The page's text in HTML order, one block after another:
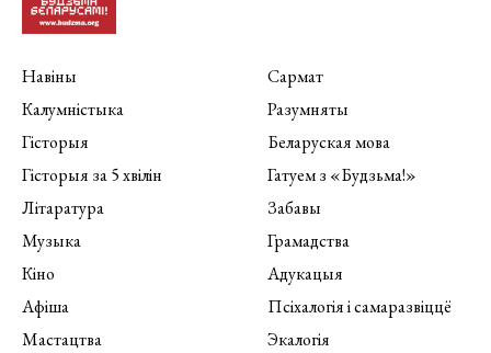
Навіны
Калумністыка
Гісторыя
Гісторыя за 5 хвілін
Літаратура
Музыка
Кіно
Афіша
Мастацтва
Сармат
Разумняты
Беларуская мова
Гатуем з «Будзьма!»
Забавы
Грамадства
Адукацыя
Псіхалогія і самаразвіццё
Экалогія